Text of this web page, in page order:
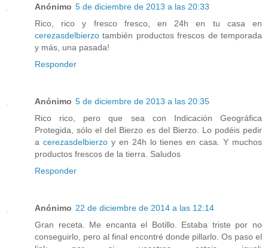
Anónimo 5 de diciembre de 2013 a las 20:33
Rico, rico y fresco fresco, en 24h en tu casa en
cerezasdelbierzo también productos frescos de temporada
y más, una pasada!
Responder
Anónimo 5 de diciembre de 2013 a las 20:35
Rico rico, pero que sea con Indicación Geográfica
Protegida, sólo el del Bierzo es del Bierzo. Lo podéis pedir
a cerezasdelbierzoy en 24h lo tienes en casa. Y muchos
productos frescos de la tierra. Saludos
Responder
Anónimo 22 de diciembre de 2014 a las 12:14
Gran receta. Me encanta el Botillo. Estaba triste por no
conseguirlo, pero al final encontré donde pillarlo. Os paso el